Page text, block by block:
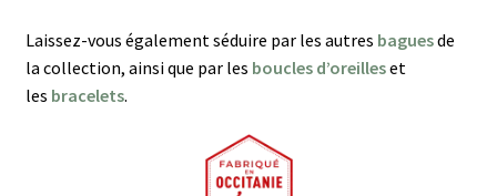
Laissez-vous également séduire par les autres baguesde
la collection, ainsi que par les boucles d’oreilleset
les bracelets.